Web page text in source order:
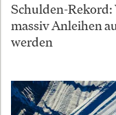
Schulden-
massiv Anleihen
werden